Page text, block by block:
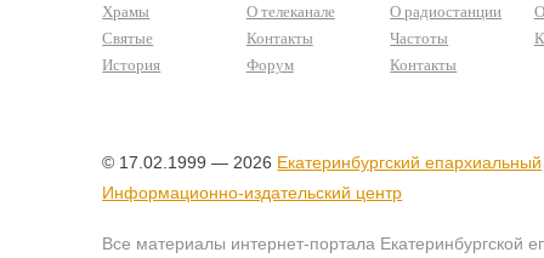
Храмы
Святые
История
О телеканале
Контакты
Форум
О радиостанции
Частоты
Контакты
© 17.02.1999 — 2026 Екатеринбургский епархиальный
Информационно-издательский центр
Все материалы интернет-портала Екатеринбургской